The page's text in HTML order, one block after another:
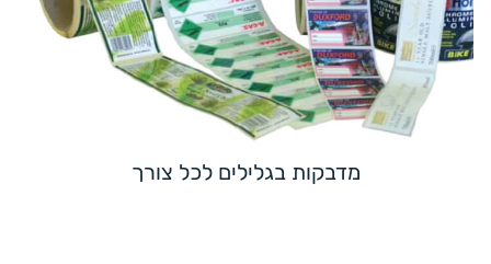
מדבקות בגלילים לכל צורך